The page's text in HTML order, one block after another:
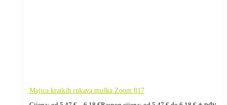
Majica kratkih rukava muška Zoom 817